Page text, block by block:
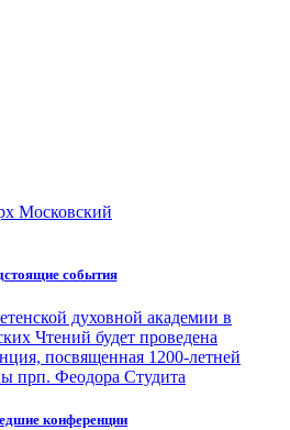
Московский
события
духовной академии в
Чтений будет проведена
посвященная 1200-летней
прп. Феодора Студита
конференции